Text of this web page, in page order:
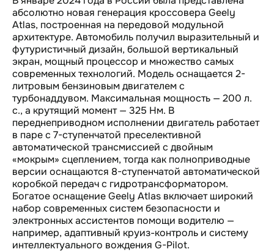
абсолютно новая генерация кроссовера Geely
Atlas, построенная на передовой модульной
архитектуре. Автомобиль получил выразительный и
футуристичный дизайн, большой вертикальный
экран, мощный процессор и множество самых
современных технологий. Модель оснащается 2-
литровым бензиновым двигателем с
турбонаддувом. Максимальная мощность — 200 л.
с., а крутящий момент — 325 Нм. В
переднеприводном исполнении двигатель работает
в паре с 7-ступенчатой преселективной
автоматической трансмиссией с двойным
«мокрым» сцеплением, тогда как полноприводные
версии оснащаются 8-ступенчатой автоматической
коробкой передач с гидротрансформатором.
Богатое оснащение Geely Atlas включает широкий
набор современных систем безопасности и
электронных ассистентов помощи водителю —
например, адаптивный круиз-контроль и систему
интеллектуального вождения G-Pilot.